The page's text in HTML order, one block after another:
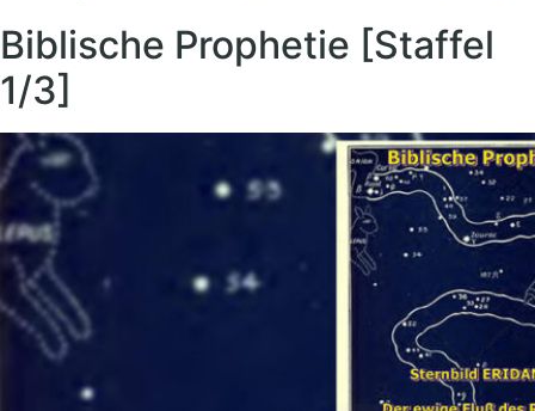
Biblische Prophetie [Staffel
1/3]